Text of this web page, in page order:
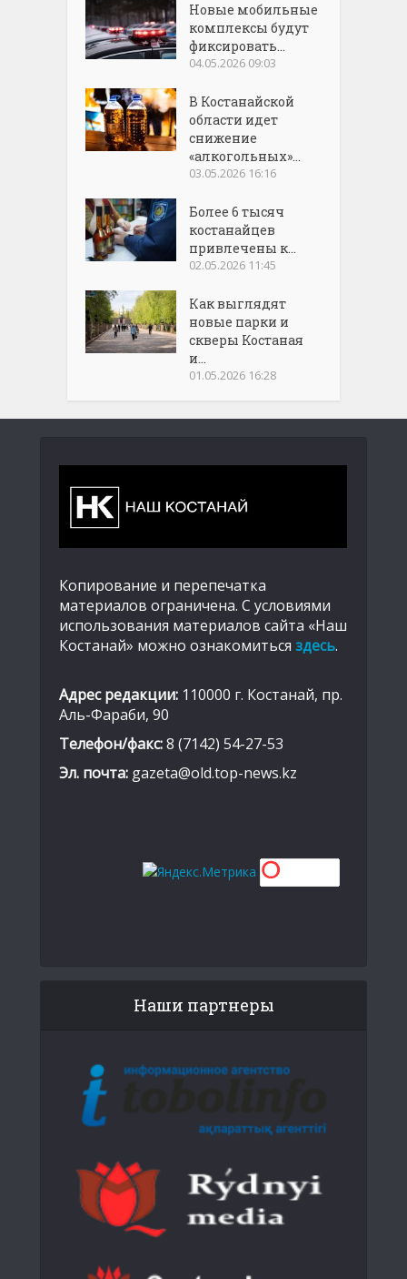
Новые мобильные
комплексы будут
фиксировать...
04.05.2026 09:03
В Костанайской
области идет
снижение
«алкогольных»...
03.05.2026 16:16
Более 6 тысяч
костанайцев
привлечены к...
02.05.2026 11:45
Как выглядят
новые парки и
скверы Костаная
и...
01.05.2026 16:28
Копирование и перепечатка
материалов ограничена. С условиями
использования материалов сайта «Наш
Костанай» можно ознакомиться здесь.
Адрес редакции: 110000 г. Костанай, пр.
Аль-Фараби, 90
Телефон/факс:8 (7142) 54-27-53
Эл. почта: gazeta@old.top-news.kz
Наши партнеры